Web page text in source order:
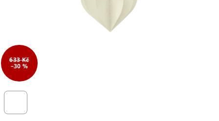
633 Kč
–30 %